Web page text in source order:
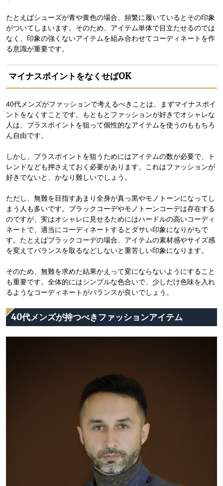
たとえばシューズが青や黄色の場合、頻繁に履いているとその印象
がついてしまいます。そのため、アイテム単体で目立たせるのでは
なく、印象の強くないアイテムを組み合わせてコーディネートを作
る意識が重要です。
マイナスポイントをなくせばOK
40代メンズがファッションで考えるべきことは、まずマイナスポイ
ントをなくすことです。もともとファッションが好きでオシャレな
人は、プラスポイントを狙って個性的なアイテムを使うのももちろ
ん自由です。
しかし、プラスポイントを狙うためにはアイテムの数が必要で、ト
レンドなども押さえておく必要があります。これはファッションが
好きでないと、かなり難しいでしょう。
ただし、無難を目指すあまり全身が真っ黒やモノトーンになってし
まう人も多いです。ブラックコーデやモノトーンコーデは存在する
のですが、実はオシャレに見せるためにはハードルの高いコーディ
ネートで、適当にコーディネートするとダサい印象になりがちで
す。たとえばブラックコーデの場合、アイテムの素材感やサイズ感
を変えてバランスを取るなどしないと重苦しい印象になります。
そのため、無難を求めた結果かえって変にならないようにすること
も重要です。全体的にはシンプルな色合いで、少しだけ色味を入れ
るようなコーディネートがバランスが良いでしょう。
40代メンズが持つべきファッションアイテム